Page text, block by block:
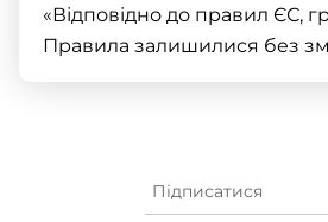
«Відповідно до правил ЄС,
Правила залишилися без
Підписатися